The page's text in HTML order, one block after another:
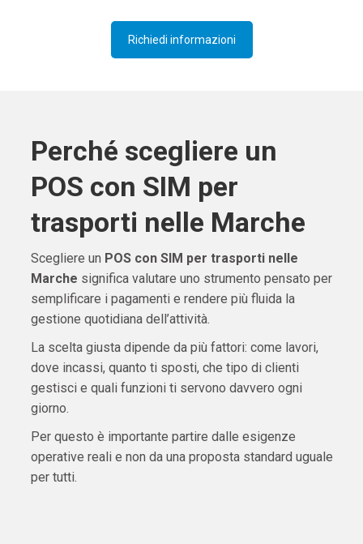
Richiedi informazioni
Perché scegliere un
POS con SIM per
trasporti nelle Marche
Scegliere un POS con SIM per trasporti nelle
Marche significa valutare uno strumento pensato per
semplificare i pagamenti e rendere più fluida la
gestione quotidiana dell’attività.
La scelta giusta dipende da più fattori: come lavori,
dove incassi, quanto ti sposti, che tipo di clienti
gestisci e quali funzioni ti servono davvero ogni
giorno.
Per questo è importante partire dalle esigenze
operative reali e non da una proposta standard uguale
per tutti.